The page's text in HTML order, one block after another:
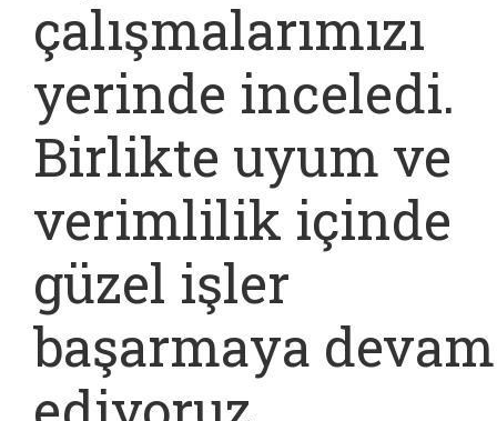
çalışmalarımızı
yerinde inceledi.
Birlikte uyum ve
verimlilik içinde
güzel işler
başarmaya devam